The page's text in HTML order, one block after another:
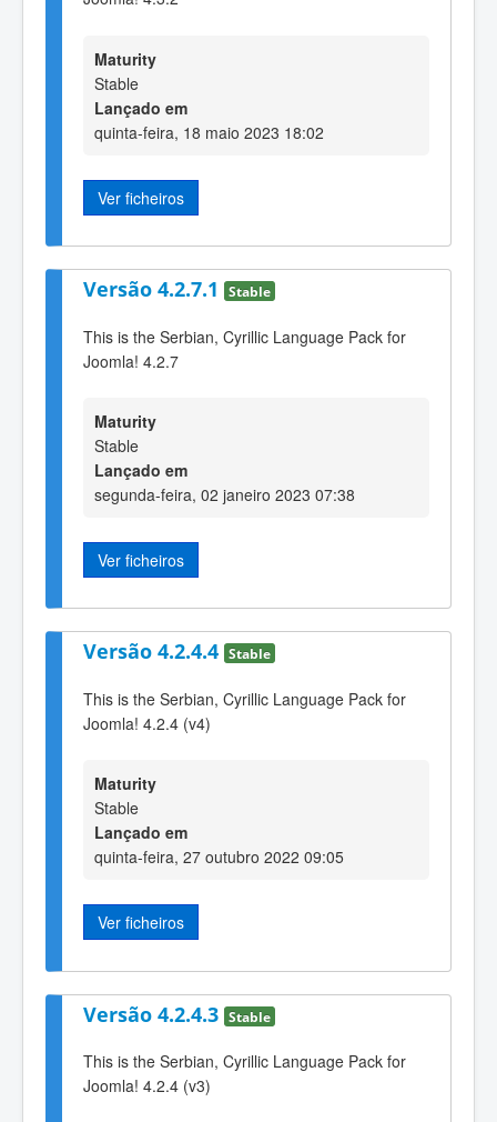
Maturity
Stable
Lançado em
quinta-feira, 18 maio 2023 18:02
Ver ficheiros
Versão 4.2.7.1 Stable
This is the Serbian, Cyrillic Language Pack for
Joomla! 4.2.7
Maturity
Stable
Lançado em
segunda-feira, 02 janeiro 2023 07:38
Ver ficheiros
Versão 4.2.4.4 Stable
This is the Serbian, Cyrillic Language Pack for
Joomla! 4.2.4 (v4)
Maturity
Stable
Lançado em
quinta-feira, 27 outubro 2022 09:05
Ver ficheiros
Versão 4.2.4.3 Stable
This is the Serbian, Cyrillic Language Pack for
Joomla! 4.2.4 (v3)